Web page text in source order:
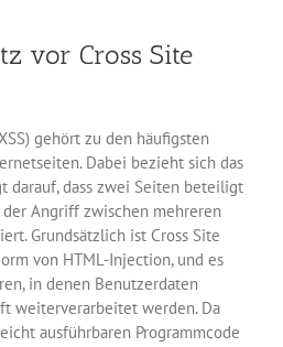
vor Cross Site
gehört zu den häufigsten
Dabei bezieht sich das
darauf, dass zwei Seiten beteiligt
der Angriff zwischen mehreren
Grundsätzlich ist Cross Site
von HTML-Injection, und es
in denen Benutzerdaten
weiterverarbeitet werden. Da
ausführbaren Programmcode